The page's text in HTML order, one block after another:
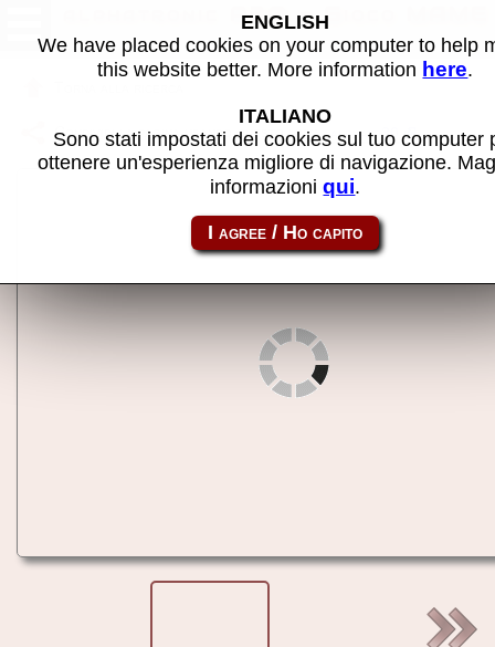
alphatronic P30 - Gioco MAME
Condividi la pagina usando questo link: alphatp30
ENGLISH
We have placed cookies on your computer to help
this website better. More information here.
ITALIANO
Sono stati impostati dei cookies sul tuo computer
ottenere un'esperienza migliore di navigazione.
informazioniqui.